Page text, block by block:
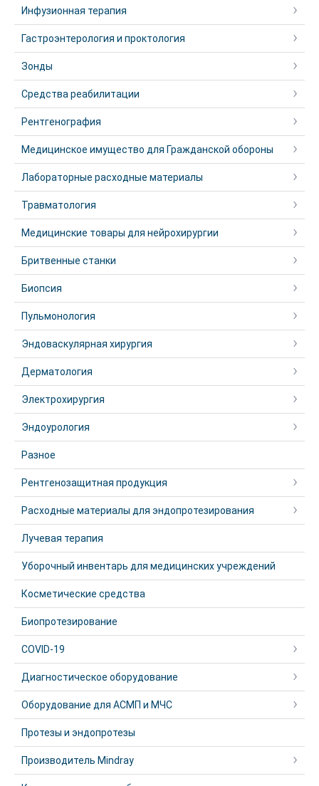
Инфузионная терапия
Гастроэнтерология и проктология
Зонды
Средства реабилитации
Рентгенография
Медицинское имущество для Гражданской обороны
Лабораторные расходные материалы
Травматология
Медицинские товары для нейрохирургии
Бритвенные станки
Биопсия
Пульмонология
Эндоваскулярная хирургия
Дерматология
Электрохирургия
Эндоурология
Разное
Рентгенозащитная продукция
Расходные материалы для эндопротезирования
Лучевая терапия
Уборочный инвентарь для медицинских учреждений
Косметические средства
Биопротезирование
COVID-19
Диагностическое оборудование
Оборудование для АСМП и МЧС
Протезы и эндопротезы
Производитель Mindray